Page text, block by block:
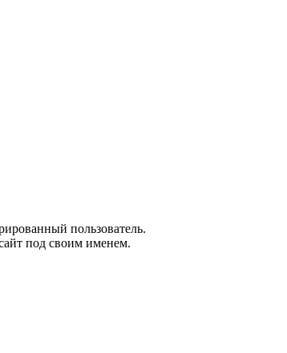
пользователь.
под своим именем.